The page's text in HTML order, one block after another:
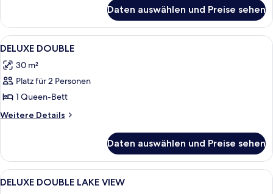
anzeigen
FAMILY
TWIN
LAKE
Daten auswählen und Preise sehen
Alle
Fotos
für
DELUXE
DOUBLE
anzeigen
Ein Hotelzimmer mit einem großen
4
DELUXE DOUBLE
30 m²
Platz für 2 Personen
1 Queen-Bett
Weitere Details
Weitere
DOUBLE
Daten auswählen und Preise sehen
Alle
Fotos
Ein Hotelzimmer mit einem großen
4
DELUXE DOUBLE LAKE VIEW